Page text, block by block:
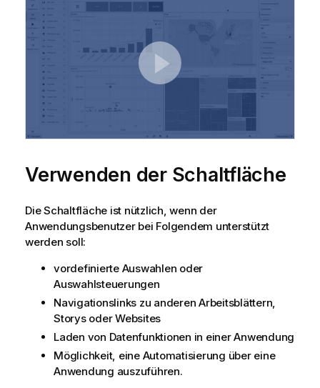
Verwenden der Schaltfläche
Die Schaltfläche ist nützlich, wenn der
Anwendungsbenutzer bei Folgendem unterstützt
werden soll:
vordefinierte Auswahlen oder
Auswahlsteuerungen
Navigationslinks zu anderen Arbeitsblättern,
Storysoder Websites
Laden von Datenfunktionen in einer Anwendung
Möglichkeit, eine Automatisierung über eine
Anwendung auszuführen.